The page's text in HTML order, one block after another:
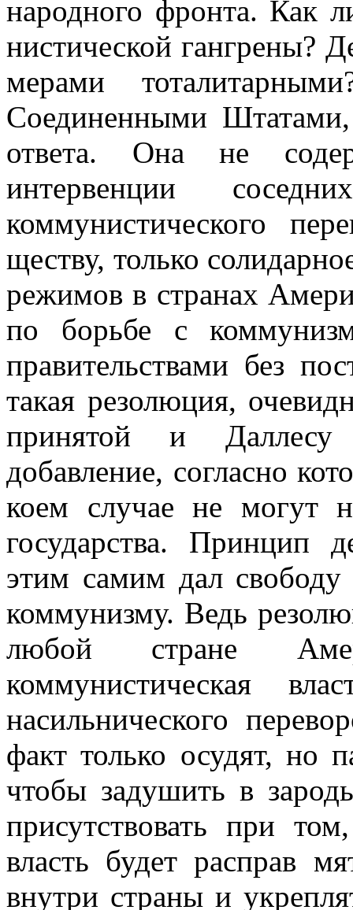
народного фронта. Как
нистической гангрены?
мерами
Соединенными
ответа. Она не
интервенции
коммунистического
ществу, только
режимов в странах
по борьбе с
правительствами без
такая резо­люция,
принятой и
добавление, согласно
ко­ем случае не могут
государства. Принцип
этим самим дал свободу
коммунизму. Ведь
любой стране
коммунистическая
насильнического
факт только осудят, но
чтобы задушить в
присутствовать при
власть будет расправ
внутри страны и